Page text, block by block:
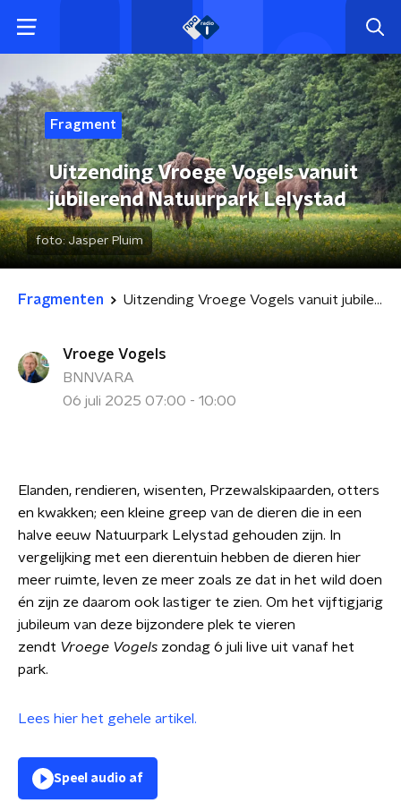
Fragment
Uitzending Vroege Vogels vanuit
jubilerend Natuurpark Lelystad
foto: Jasper Pluim
Fragmenten Uitzending Vroege Vogels vanuit jubilerend Natuurpark Lelystad
Vroege Vogels
BNNVARA
06 juli 2025 07:00 - 10:00
Elanden, rendieren, wisenten, Przewalskipaarden, otters
en kwakken; een kleine greep van de dieren die in een
halve eeuw Natuurpark Lelystad gehouden zijn. In
vergelijking met een dierentuin hebben de dieren hier
meer ruimte, leven ze meer zoals ze dat in het wild doen
én zijn ze daarom ook lastiger te zien. Om het vijftigjarig
jubileum van deze bijzondere plek te vieren
zendt Vroege Vogels zondag 6 juli live uit vanaf het
park.
Lees hier het gehele artikel.
Speel audio af